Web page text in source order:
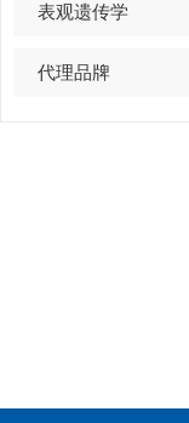
表观遗传学
代理品牌